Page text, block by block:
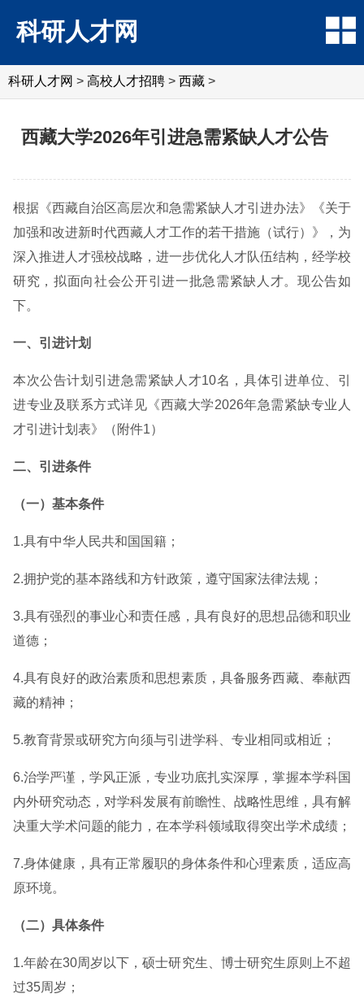
科研人才网
科研人才网 > 高校人才招聘 > 西藏 >
西藏大学2026年引进急需紧缺人才公告
根据《西藏自治区高层次和急需紧缺人才引进办法》《关于
加强和改进新时代西藏人才工作的若干措施（试行）》，为
深入推进人才强校战略，进一步优化人才队伍结构，经学校
研究，拟面向社会公开引进一批急需紧缺人才。现公告如
下。
一、引进计划
本次公告计划引进急需紧缺人才10名，具体引进单位、引
进专业及联系方式详见《西藏大学2026年急需紧缺专业人
才引进计划表》（附件1）
二、引进条件
（一）基本条件
1.具有中华人民共和国国籍；
2.拥护党的基本路线和方针政策，遵守国家法律法规；
3.具有强烈的事业心和责任感，具有良好的思想品德和职业
道德；
4.具有良好的政治素质和思想素质，具备服务西藏、奉献西
藏的精神；
5.教育背景或研究方向须与引进学科、专业相同或相近；
6.治学严谨，学风正派，专业功底扎实深厚，掌握本学科国
内外研究动态，对学科发展有前瞻性、战略性思维，具有解
决重大学术问题的能力，在本学科领域取得突出学术成绩；
7.身体健康，具有正常履职的身体条件和心理素质，适应高
原环境。
（二）具体条件
1.年龄在30周岁以下，硕士研究生、博士研究生原则上不超
过35周岁；